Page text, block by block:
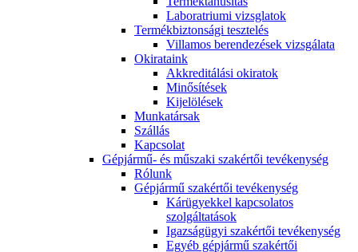
Laboratriumi vizsglatok
Termékbiztonsági tesztelés
Villamos berendezések vizsgálata
Okirataink
Akkreditálási okiratok
Minősítések
Kijelölések
Munkatársak
Szállás
Kapcsolat
Gépjármű- és műszaki szakértői tevékenység
Rólunk
Gépjármű szakértői tevékenység
Kárügyekkel kapcsolatos
szolgáltatások
Igazságügyi szakértői tevékenység
Egyéb gépjármű szakértői